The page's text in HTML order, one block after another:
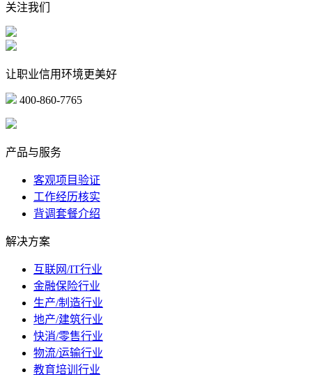
关注我们
让职业信用环境更美好
400-860-7765
产品与服务
客观项目验证
工作经历核实
背调套餐介绍
解决方案
互联网/IT行业
金融保险行业
生产/制造行业
地产/建筑行业
快消/零售行业
物流/运输行业
教育培训行业